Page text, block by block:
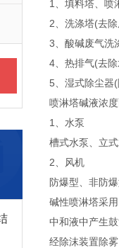
1、填料塔、喷
2、洗涤塔(去
3、酸碱废气洗
4、热排气(去
5、湿式除尘器
喷淋塔碱液浓
1、水泵
槽式水泵、立
2、风机
防爆型、非防
碱性喷淋塔采
中和液中产生
经除沫装置除